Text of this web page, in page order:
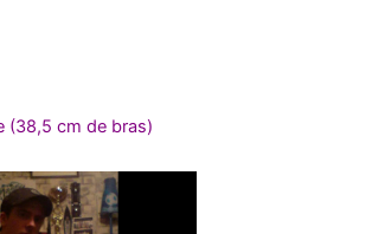
(38,5 cm de bras)